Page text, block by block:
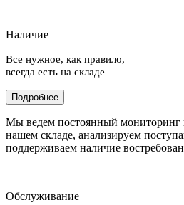
Наличие
Все нужное, как правило,
всегда есть на складе
Подробнее
Мы ведем постоянный мониторинг
нашем складе, анализируем
поддерживаем наличие
Обслуживание